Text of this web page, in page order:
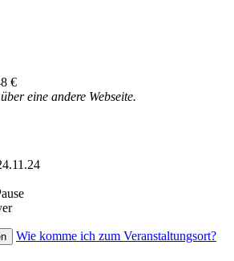
€
eine andere Webseite.
Wie komme ich zum Veranstaltungsort?